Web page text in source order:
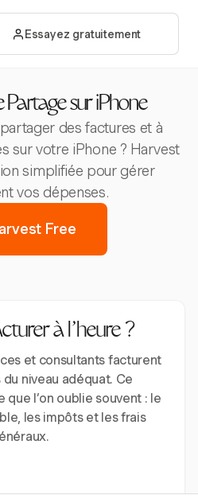
Essayez gratuitement
sur iPhone
des factures et à
sur votre iPhone ? Harvest
simplifiée pour gérer
vos dépenses.
Free
à l’heure ?
et consultants facturent
niveau adéquat. Ce
l’on oublie souvent : le
les impôts et les frais